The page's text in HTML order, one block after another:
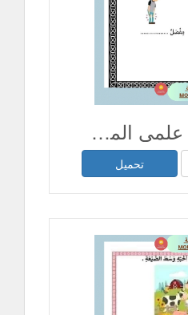
سنة ثانية ايقاظ علمي المفاصل و دورها في الحركة
تحميل